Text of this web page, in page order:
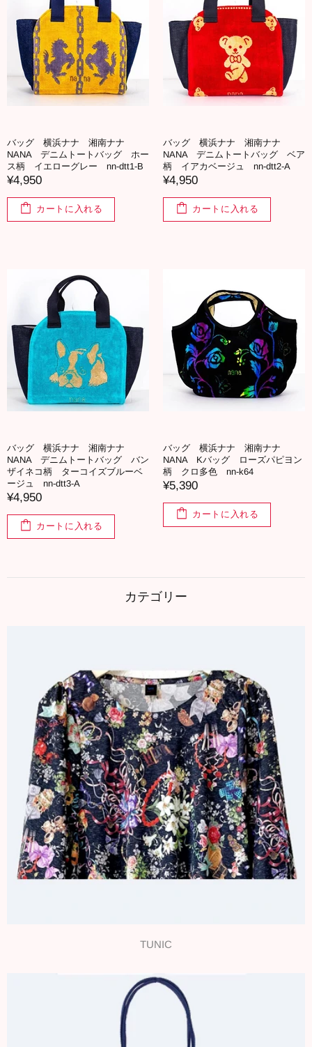
バッグ 横浜ナナ 湘南ナナ
NANA デニムトートバッグ ホー
ス柄 イエローグレー nn-dtt1-B
¥4,950
カートに入れる
バッグ 横浜ナナ 湘南ナナ
NANA デニムトートバッグ ベア
柄 イアカベージュ nn-dtt2-A
¥4,950
カートに入れる
バッグ 横浜ナナ 湘南ナナ
NANA デニムトートバッグ バン
ザイネコ柄 ターコイズブルーベ
ージュ nn-dtt3-A
¥4,950
カートに入れる
バッグ 横浜ナナ 湘南ナナ
NANA Kバッグ ローズパピヨン
柄 クロ多色 nn-k64
¥5,390
カートに入れる
カテゴリー
TUNIC